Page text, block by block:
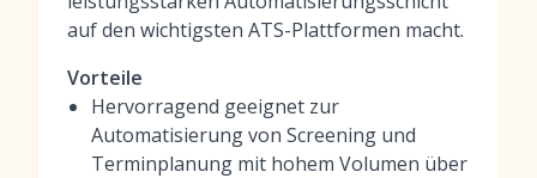
auf den wichtigsten ATS-Plattformen macht.
Vorteile
Hervorragend geeignet zur
Automatisierung von Screening und
Terminplanung mit hohem Volumen über